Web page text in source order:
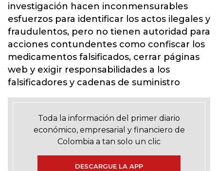
investigación hacen inconmensurables
esfuerzos para identificar los actos ilegales y
fraudulentos, pero no tienen autoridad para
acciones contundentes como confiscar los
medicamentos falsificados, cerrar páginas
web y exigir responsabilidades a los
falsificadores y cadenas de suministro
Toda la información del primer diario
económico, empresarial y financiero de
Colombia a tan solo un clic
DESCARGUE LA APP